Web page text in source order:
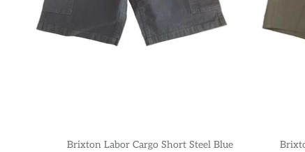
Brixton Labor Cargo Short Steel Blue